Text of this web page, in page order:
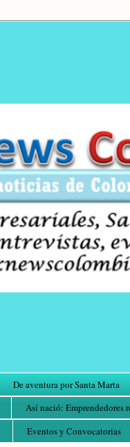
De aventura por Santa Marta
Así nació: Emprendedores
Eventos y Convocatorias